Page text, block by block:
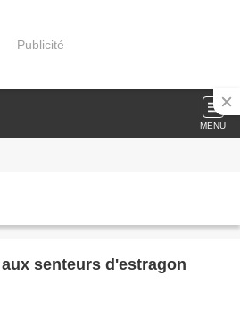
Publicité
MENU
senteurs d'estragon